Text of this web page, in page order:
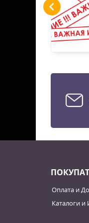
Оплата и
Каталоги и